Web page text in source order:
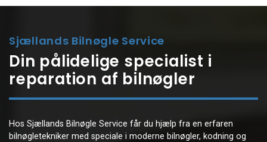
Sjællands Bilnøgle Service
Din pålidelige specialist i
reparation af bilnøgler
Hos Sjællands Bilnøgle Service får du hjælp fra en erfaren
bilnøgletekniker med speciale i moderne bilnøgler, kodning og